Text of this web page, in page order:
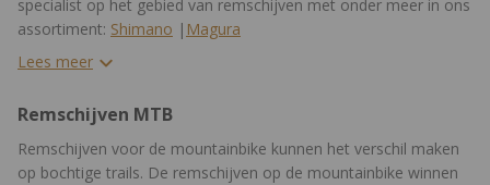
specialist op het gebied van remschijven met onder meer in ons
assortiment: Shimano | Magura
Lees meer
Remschijven MTB
Remschijven voor de mountainbike kunnen het verschil maken
op bochtige trails. De remschijven op de mountainbike winnen